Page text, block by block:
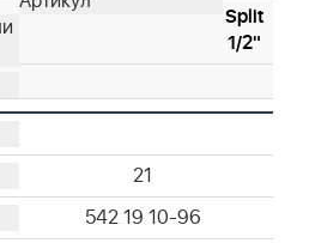
Split
1/2"
21
542 19 10-96